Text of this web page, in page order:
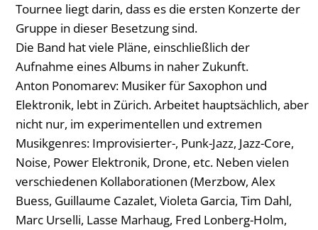
Tournee liegt darin, dass es die ersten Konzerte der
Gruppe in dieser Besetzung sind.
Die Band hat viele Pläne, einschließlich der
Aufnahme eines Albums in naher Zukunft.
Anton Ponomarev: Musiker für Saxophon und
Elektronik, lebt in Zürich. Arbeitet hauptsächlich, aber
nicht nur, im experimentellen und extremen
Musikgenres: Improvisierter-, Punk-Jazz, Jazz-Core,
Noise, Power Elektronik, Drone, etc. Neben vielen
verschiedenen Kollaborationen (Merzbow, Alex
Buess, Guillaume Cazalet, Violeta Garcia, Tim Dahl,
Marc Urselli, Lasse Marhaug, Fred Lonberg-Holm,